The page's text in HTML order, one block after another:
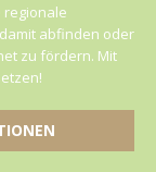
regionale
abfinden oder
zu fördern. Mit